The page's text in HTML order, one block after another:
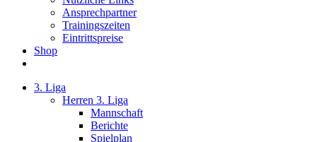
Ansprechpartner
Trainingszeiten
Eintrittspreise
Shop
3. Liga
Herren 3. Liga
Mannschaft
Berichte
Spielplan